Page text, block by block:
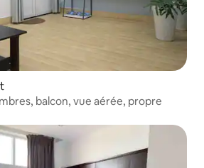
balcon, vue aérée, propre